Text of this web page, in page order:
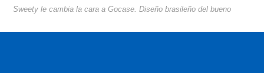
Sweety le cambia la cara a Gocase. Diseño brasileño del bueno